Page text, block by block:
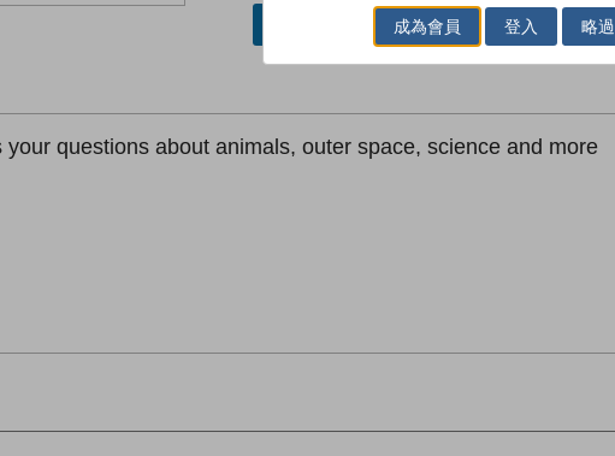
加入／閱讀電子書
questions about animals, outer space, science and more
成為會員 登入 略過